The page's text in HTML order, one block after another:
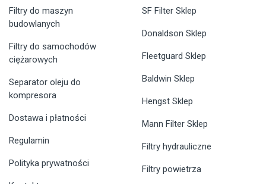
Filtry do maszyn
budowlanych
Filtry do samochodów
ciężarowych
Separator oleju do
kompresora
Dostawa i płatności
Regulamin
Polityka prywatności
SF Filter Sklep
Donaldson Sklep
Fleetguard Sklep
Baldwin Sklep
Hengst Sklep
Mann Filter Sklep
Filtry hydrauliczne
Filtry powietrza